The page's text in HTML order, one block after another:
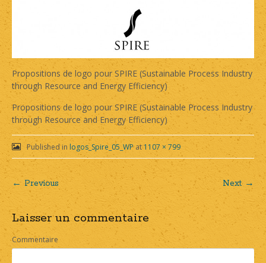
Propositions de logo pour SPIRE (Sustainable Process Industry
through Resource and Energy Efficiency)
Propositions de logo pour SPIRE (Sustainable Process Industry
through Resource and Energy Efficiency)
Published in logos_Spire_05_WPat1107 × 799
Post
navigation
← Previous Next →
Laisser un commentaire
Commentaire